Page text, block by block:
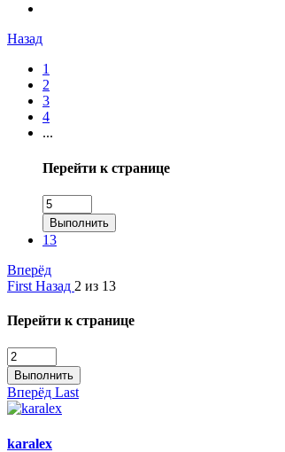
Назад
1
2
3
4
...
Перейти к странице
Выполнить
13
Вперёд
First Назад 2 из 13
Перейти к странице
Выполнить
Вперёд Last
karalex